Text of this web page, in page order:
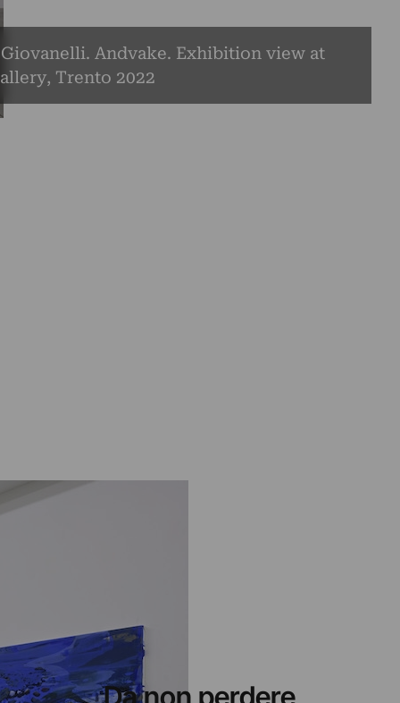
Andvake. Exhibition view at
Trento 2022